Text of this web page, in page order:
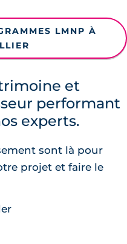
LMNP À
et
performant
experts.
sont là pour
projet et faire le